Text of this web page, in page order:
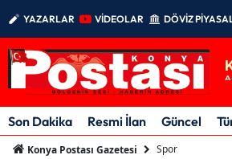
YAZARLAR VİDEOLAR DÖVİZ
Son Dakika Resmi İlan Güncel
Konya Postası Gazetesi Spor